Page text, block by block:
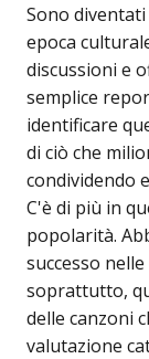
Sono
epoca
discussioni e
semplice
identificare
di ciò che
condividendo
C'è di più in
popolarità.
successo
soprattutto,
delle canzoni
valutazione